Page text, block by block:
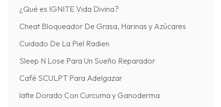
¿Qué es IGNITE Vida Divina?
Cheat Bloqueador De Grasa, Harinas y Azúcares
Cuidado De La Piel Radien
Sleep N Lose Para Un Sueño Reparador
Café SCULPT Para Adelgazar
latte Dorado Con Curcuma y Ganoderma